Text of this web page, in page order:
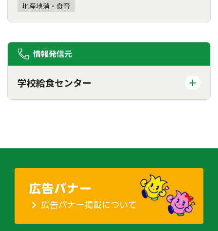
地産地消・食育
情報発信元
学校給食センター